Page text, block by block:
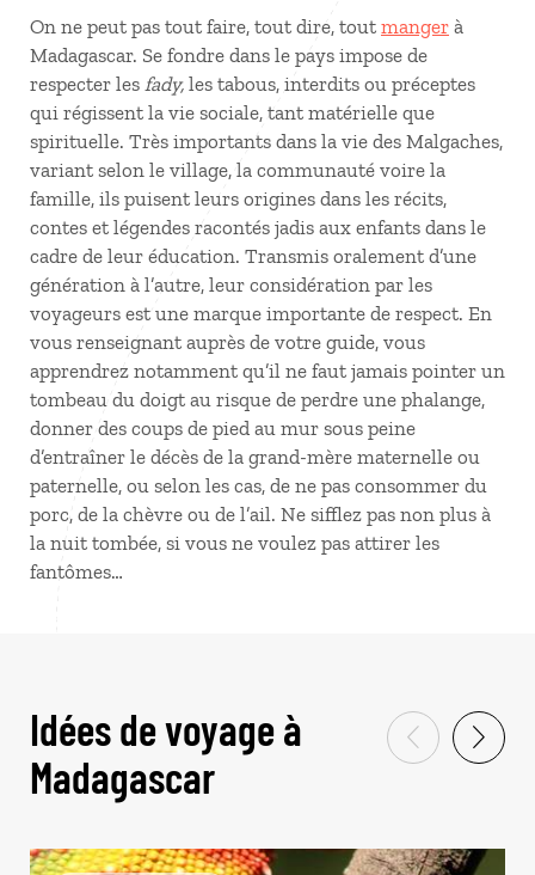
On ne peut pas tout faire, tout dire, tout manger à
Madagascar. Se fondre dans le pays impose de
respecter les fady, les tabous, interdits ou préceptes
qui régissent la vie sociale, tant matérielle que
spirituelle. Très importants dans la vie des Malgaches,
variant selon le village, la communauté voire la
famille, ils puisent leurs origines dans les récits,
contes et légendes racontés jadis aux enfants dans le
cadre de leur éducation. Transmis oralement d’une
génération à l’autre, leur considération par les
voyageurs est une marque importante de respect. En
vous renseignant auprès de votre guide, vous
apprendrez notamment qu’il ne faut jamais pointer un
tombeau du doigt au risque de perdre une phalange,
donner des coups de pied au mur sous peine
d’entraîner le décès de la grand-mère maternelle ou
paternelle, ou selon les cas, de ne pas consommer du
porc, de la chèvre ou de l’ail. Ne sifflez pas non plus à
la nuit tombée, si vous ne voulez pas attirer les
fantômes…
Idées de voyage à
Madagascar